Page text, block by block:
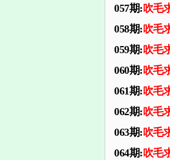
057期:吹毛
058期:吹毛
059期:吹毛
060期:吹毛
061期:吹毛
062期:吹毛
063期:吹毛
064期:吹毛